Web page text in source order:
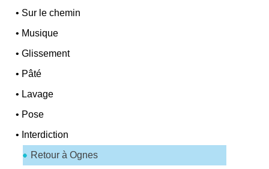
• Sur le chemin
• Musique
•Glissement
• Pâté
• Lavage
• Pose
• Interdiction
Retour à Ognes